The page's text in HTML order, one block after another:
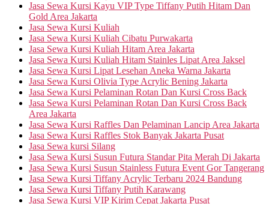
Jasa Sewa Kursi Kayu VIP Type Tiffany Putih Hitam Dan
Gold Area Jakarta
Jasa Sewa Kursi Kuliah
Jasa Sewa Kursi Kuliah Cibatu Purwakarta
Jasa Sewa Kursi Kuliah Hitam Area Jakarta
Jasa Sewa Kursi Kuliah Hitam Stainles Lipat Area Jaksel
Jasa Sewa Kursi Lipat Lesehan Aneka Warna Jakarta
Jasa Sewa Kursi Olivia Type Acrylic Bening Jakarta
Jasa Sewa Kursi Pelaminan Rotan Dan Kursi Cross Back
Jasa Sewa Kursi Pelaminan Rotan Dan Kursi Cross Back
Area Jakarta
Jasa Sewa Kursi Raffles Dan Pelaminan Lancip Area Jakarta
Jasa Sewa Kursi Raffles Stok Banyak Jakarta Pusat
Jasa Sewa kursi Silang
Jasa Sewa Kursi Susun Futura Standar Pita Merah Di Jakarta
Jasa Sewa Kursi Susun Stainless Futura Event Gor Tangerang
Jasa Sewa Kursi Tiffany Acrylic Terbaru 2024 Bandung
Jasa Sewa Kursi Tiffany Putih Karawang
Jasa Sewa Kursi VIP Kirim Cepat Jakarta Pusat